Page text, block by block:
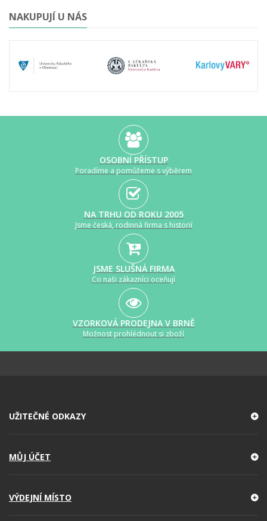
NAKUPUJÍ U NÁS
OSOBNÍ PŘÍSTUP
Poradíme a pomůžeme s výběrem
NA TRHU OD ROKU 2005
Jsme česká, rodinná firma s historií
JSME SLUŠNÁ FIRMA
Co naši zákazníci oceňují
VZORKOVÁ PRODEJNA V BRNĚ
Možnost prohlédnout si zboží
UŽITEČNÉ ODKAZY
MŮJ ÚČET
VÝDEJNÍ MÍSTO